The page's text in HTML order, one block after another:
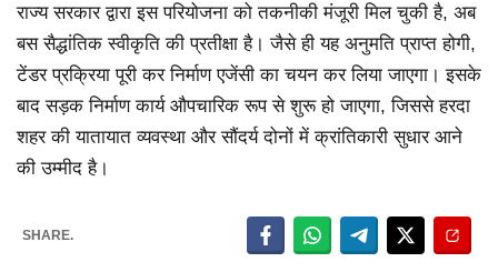
राज्य सरकार द्वारा इस परियोजना को तकनीकी मंजूरी मिल चुकी है, अब
बस सैद्धांतिक स्वीकृति की प्रतीक्षा है। जैसे ही यह अनुमति प्राप्त होगी,
टेंडर प्रक्रिया पूरी कर निर्माण एजेंसी का चयन कर लिया जाएगा। इसके
बाद सड़क निर्माण कार्य औपचारिक रूप से शुरू हो जाएगा, जिससे हरदा
शहर की यातायात व्यवस्था और सौंदर्य दोनों में क्रांतिकारी सुधार आने
की उम्मीद है।
SHARE.